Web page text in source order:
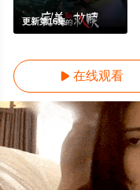
更新第16集
 在线观看